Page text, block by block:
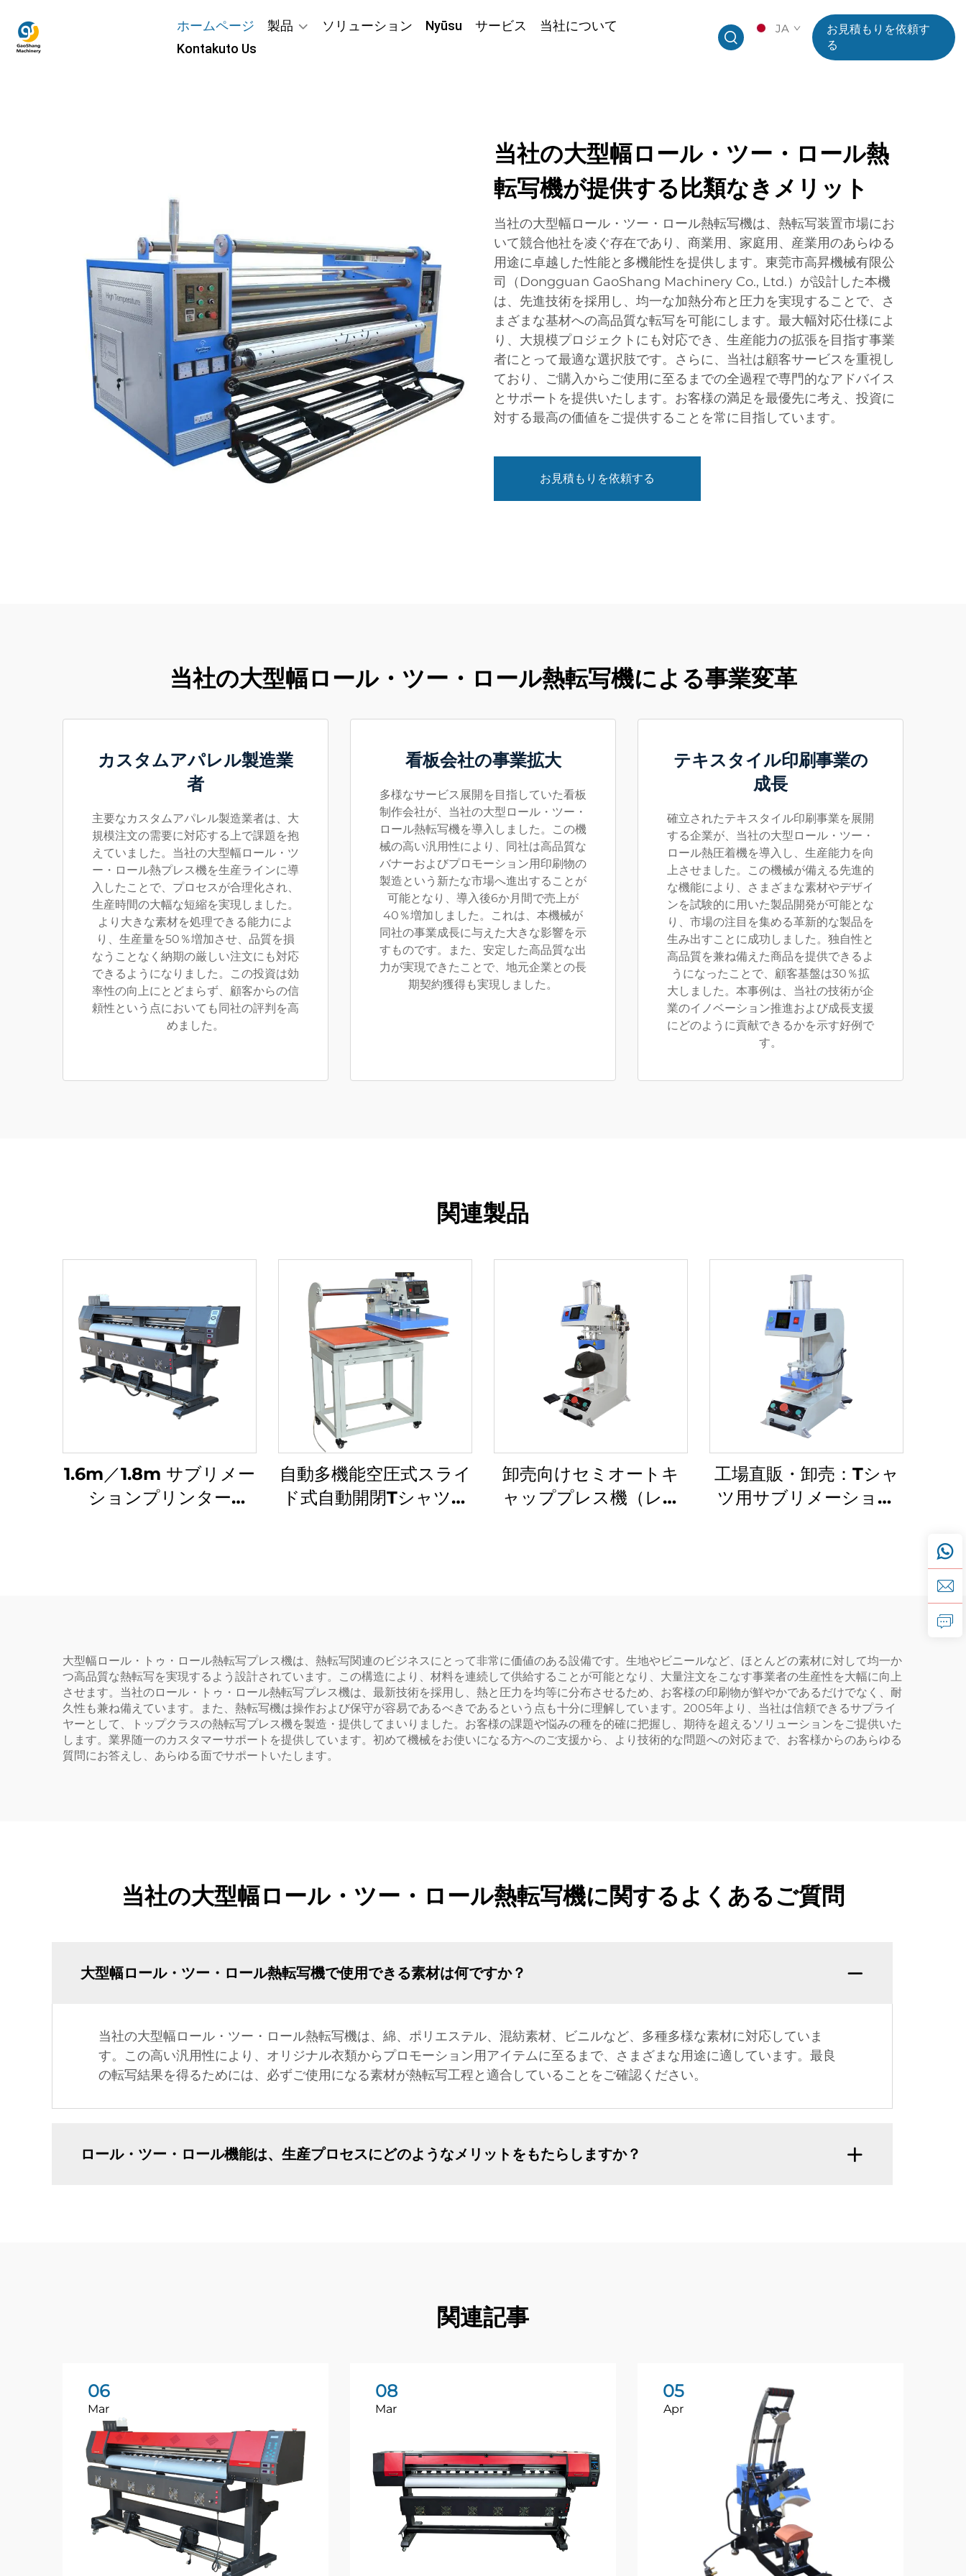
ホームページ 製品 ソリューション Nyūsu サービス
当社について
Kontakuto Us
JA
お見積もりを依頼す
る
当社の大型幅ロール・ツー・ロール熱
転写機が提供する比類なきメリット
当社の大型幅ロール・ツー・ロール熱転写機は、熱転写装置市場にお
いて競合他社を凌ぐ存在であり、商業用、家庭用、産業用のあらゆる
用途に卓越した性能と多機能性を提供します。東莞市高昇機械有限公
司（Dongguan GaoShang Machinery Co., Ltd.）が設計した本機
は、先進技術を採用し、均一な加熱分布と圧力を実現することで、さ
まざまな基材への高品質な転写を可能にします。最大幅対応仕様によ
り、大規模プロジェクトにも対応でき、生産能力の拡張を目指す事業
者にとって最適な選択肢です。さらに、当社は顧客サービスを重視し
ており、ご購入からご使用に至るまでの全過程で専門的なアドバイス
とサポートを提供いたします。お客様の満足を最優先に考え、投資に
対する最高の価値をご提供することを常に目指しています。
お見積もりを依頼する
当社の大型幅ロール・ツー・ロール熱転写機による事業変革
カスタムアパレル製造業
者
主要なカスタムアパレル製造業者は、大
規模注文の需要に対応する上で課題を抱
えていました。当社の大型幅ロール・ツ
ー・ロール熱プレス機を生産ラインに導
入したことで、プロセスが合理化され、
生産時間の大幅な短縮を実現しました。
より大きな素材を処理できる能力によ
り、生産量を50％増加させ、品質を損
なうことなく納期の厳しい注文にも対応
できるようになりました。この投資は効
率性の向上にとどまらず、顧客からの信
頼性という点においても同社の評判を高
めました。
看板会社の事業拡大
多様なサービス展開を目指していた看板
制作会社が、当社の大型ロール・ツー・
ロール熱転写機を導入しました。この機
械の高い汎用性により、同社は高品質な
バナーおよびプロモーション用印刷物の
製造という新たな市場へ進出することが
可能となり、導入後6か月間で売上が
40％増加しました。これは、本機械が
同社の事業成長に与えた大きな影響を示
すものです。また、安定した高品質な出
力が実現できたことで、地元企業との長
期契約獲得も実現しました。
テキスタイル印刷事業の
成長
確立されたテキスタイル印刷事業を展開
する企業が、当社の大型ロール・ツー・
ロール熱圧着機を導入し、生産能力を向
上させました。この機械が備える先進的
な機能により、さまざまな素材やデザイ
ンを試験的に用いた製品開発が可能とな
り、市場の注目を集める革新的な製品を
生み出すことに成功しました。独自性と
高品質を兼ね備えた商品を提供できるよ
うになったことで、顧客基盤は30％拡
大しました。本事例は、当社の技術が企
業のイノベーション推進および成長支援
にどのように貢献できるかを示す好例で
す。
関連製品
1.6m／1.8m サブリメー
ションプリンター
自動多機能空圧式スライ
ド式自動開閉Tシャツ用
卸売向けセミオートキ
ャッププレス機（レー
工場直販・卸売：Tシャ
ツ用サブリメーション
大型幅ロール・トゥ・ロール熱転写プレス機は、熱転写関連のビジネスにとって非常に価値のある設備です。生地やビニールなど、ほとんどの素材に対して均一か
つ高品質な熱転写を実現するよう設計されています。この構造により、材料を連続して供給することが可能となり、大量注文をこなす事業者の生産性を大幅に向上
させます。当社のロール・トゥ・ロール熱転写プレス機は、最新技術を採用し、熱と圧力を均等に分布させるため、お客様の印刷物が鮮やかであるだけでなく、耐
久性も兼ね備えています。また、熱転写機は操作および保守が容易であるべきであるという点も十分に理解しています。2005年より、当社は信頼できるサプライ
ヤーとして、トップクラスの熱転写プレス機を製造・提供してまいりました。お客様の課題や悩みの種を的確に把握し、期待を超えるソリューションをご提供いた
します。業界随一のカスタマーサポートを提供しています。初めて機械をお使いになる方へのご支援から、より技術的な問題への対応まで、お客様からのあらゆる
質問にお答えし、あらゆる面でサポートいたします。
当社の大型幅ロール・ツー・ロール熱転写機に関するよくあるご質問
大型幅ロール・ツー・ロール熱転写機で使用できる素材は何ですか？
当社の大型幅ロール・ツー・ロール熱転写機は、綿、ポリエステル、混紡素材、ビニルなど、多種多様な素材に対応していま
す。この高い汎用性により、オリジナル衣類からプロモーション用アイテムに至るまで、さまざまな用途に適しています。最良
の転写結果を得るためには、必ずご使用になる素材が熱転写工程と適合していることをご確認ください。
ロール・ツー・ロール機能は、生産プロセスにどのようなメリットをもたらしますか？
関連記事
06
Mar
08
Mar
05
Apr